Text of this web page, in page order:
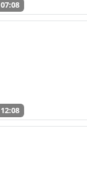
07:08
12:08